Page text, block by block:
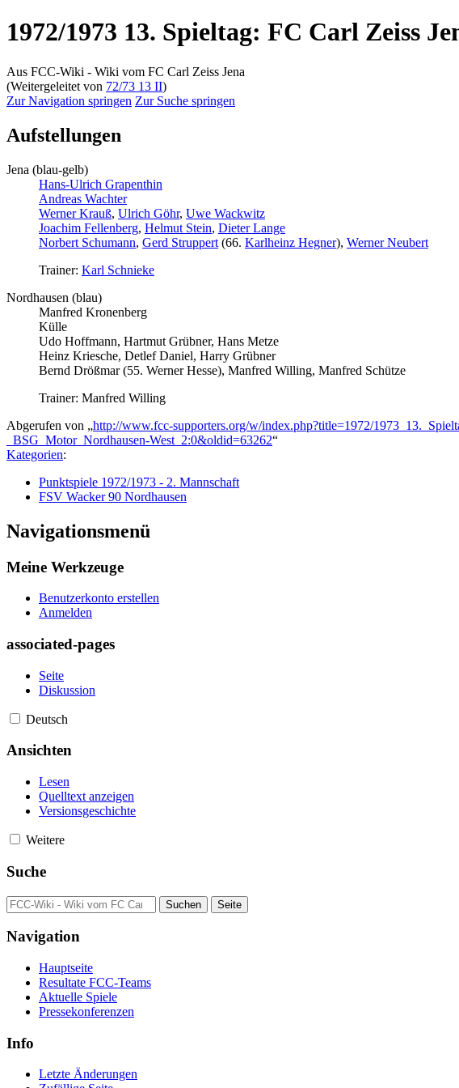
1972/1973 13. Spieltag: FC Carl Zeiss
Aus FCC-Wiki - Wiki vom FC Carl Zeiss Jena
(Weitergeleitet von 72/73 13 II)
Zur Navigation springen Zur Suche springen
Aufstellungen
Jena (blau-gelb)
Hans-Ulrich Grapenthin
Andreas Wachter
Werner Krauß, Ulrich Göhr, Uwe Wackwitz
Joachim Fellenberg, Helmut Stein, Dieter Lange
Norbert Schumann, Gerd Struppert (66. Karlheinz Hegner), Werner Neubert
Trainer: Karl Schnieke
Nordhausen (blau)
Manfred Kronenberg
Külle
Udo Hoffmann, Hartmut Grübner, Hans Metze
Heinz Kriesche, Detlef Daniel, Harry Grübner
Bernd Drößmar (55. Werner Hesse), Manfred Willing, Manfred Schütze
Trainer: Manfred Willing
Abgerufen von „http://www.fcc-supporters.org/w/index.php?title=1972/
_BSG_Motor_Nordhausen-West_2:0&oldid=63262“
Kategorien:
Punktspiele 1972/1973 - 2. Mannschaft
FSV Wacker 90 Nordhausen
Navigationsmenü
Meine Werkzeuge
Benutzerkonto erstellen
Anmelden
associated-pages
Seite
Diskussion
Deutsch
Ansichten
Lesen
Quelltext anzeigen
Versionsgeschichte
Weitere
Suche
Navigation
Hauptseite
Resultate FCC-Teams
Aktuelle Spiele
Pressekonferenzen
Info
Letzte Änderungen